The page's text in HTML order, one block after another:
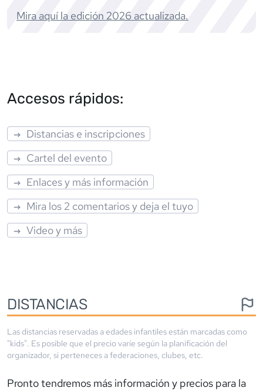
Mira aquí la edición 2026 actualizada.
Accesos rápidos:
Distancias e inscripciones
Cartel del evento
Enlaces y más información
Mira los 2 comentarios y deja el tuyo
Video y más
DISTANCIAS
Las distancias reservadas a edades infantiles están marcadas como
"kids". Es posible que el precio varíe según la planificación del
organizador, si perteneces a federaciones, clubes, etc.
Pronto tendremos más información y precios para la